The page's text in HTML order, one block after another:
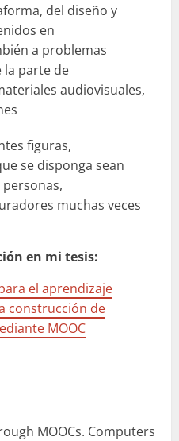
del diseño y
en
a problemas
la parte de
audiovisuales,
figuras,
se disponga sean
muchas veces
en mi tesis:
el aprendizaje
construcción de
MOOC
MOOCs. Computers